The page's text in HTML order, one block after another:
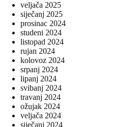
veljača 2025
siječanj 2025
prosinac 2024
studeni 2024
listopad 2024
rujan 2024
kolovoz 2024
srpanj 2024
lipanj 2024
svibanj 2024
travanj 2024
ožujak 2024
veljača 2024
siječanj 2024